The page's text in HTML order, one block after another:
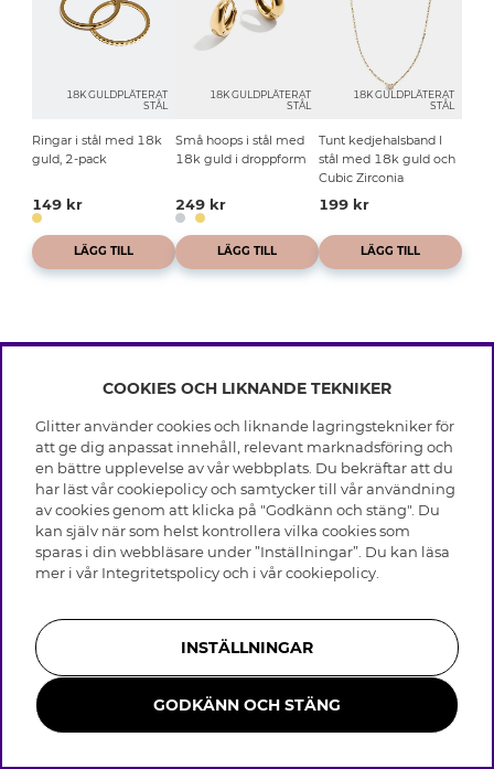
18K GULDPLÄTERAT
STÅL
Ringar i stål med 18k
guld, 2-pack
149 kr
LÄGG TILL
18K GULDPLÄTERAT
STÅL
Små hoops i stål med
18k guld i droppform
249 kr
LÄGG TILL
18K GULDPLÄTERAT
STÅL
Tunt kedjehalsband I
stål med 18k guld och
Cubic Zirconia
199 kr
LÄGG TILL
INFO
Leverans
Villkor
Integritetspolicy
Cookies
Medlemsvillkor
Jobba hos Glitter
Återkallelse
OM GLITTER
Black Friday
Våra butiker
Varumärken
Företagshistoria
Visselblåsning
Press & Samarbeten
HJÄLP
Vanliga frågor
Kundservice
Skötselråd skinnhandskar
Storleksguide för ringar
Smycken i rostfritt stål
Bli medlem
COOKIES OCH LIKNANDE TEKNIKER
Glitter använder cookies och liknande lagringstekniker för
att ge dig anpassat innehåll, relevant marknadsföring och
en bättre upplevelse av vår webbplats. Du bekräftar att du
har läst vår cookiepolicy och samtycker till vår användning
av cookies genom att klicka på "Godkänn och stäng". Du
kan själv när som helst kontrollera vilka cookies som
sparas i din webbläsare under ”Inställningar”. Du kan läsa
mer i vår Integritetspolicyoch i vårcookiepolicy
INSTÄLLNINGAR
GODKÄNN OCH STÄNG